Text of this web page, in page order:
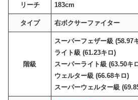
リーチ 183cm
タイプ 右ボクサーファイター
階級
スーパーフェザー級 (58.97
ライト級 (61.23キロ)
スーパーライト級 (63.50キ
ウェルター級 (66.68キロ)
スーパーウェルター級